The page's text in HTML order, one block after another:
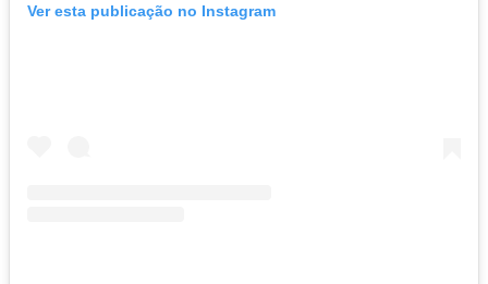
Ver esta publicação no Instagram